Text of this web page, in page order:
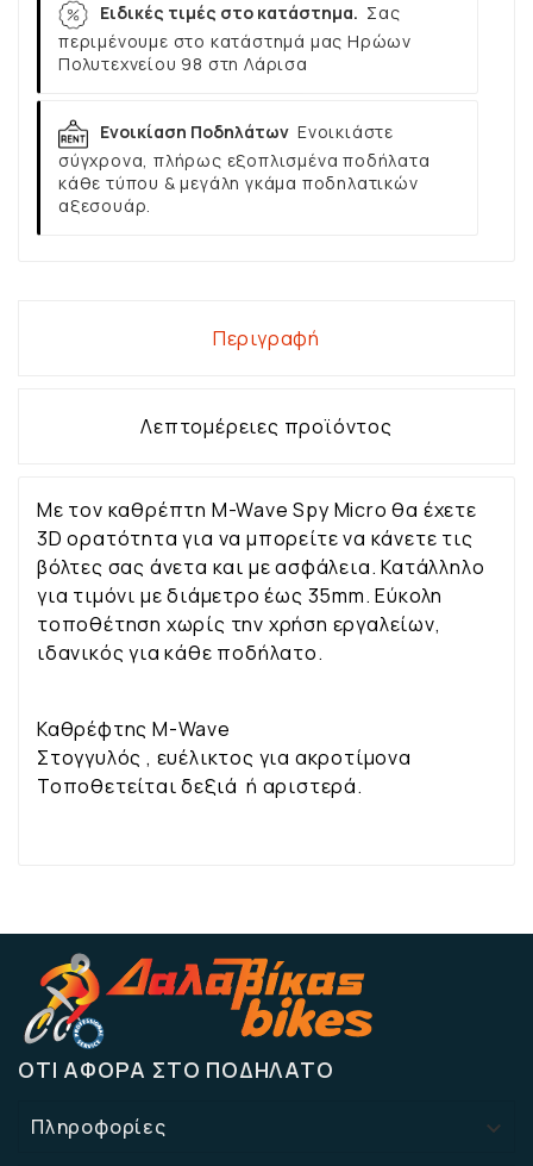
Ειδικές τιμές στο κατάστημα. Σας
περιμένουμε στο κατάστημά μας Ηρώων
Πολυτεχνείου 98 στη Λάρισα
Ενοικίαση Ποδηλάτων Ενοικιάστε
σύγχρονα, πλήρως εξοπλισμένα ποδήλατα
κάθε τύπου & μεγάλη γκάμα ποδηλατικών
αξεσουάρ.
Περιγραφή
Λεπτομέρειες προϊόντος
Με τον καθρέπτη M-Wave Spy Micro θα έχετε
3D ορατότητα για να μπορείτε να κάνετε τις
βόλτες σας άνετα και με ασφάλεια. Κατάλληλο
για τιμόνι με διάμετρο έως 35mm. Eύκολη
τοποθέτηση χωρίς την χρήση εργαλείων,
ιδανικός για κάθε ποδήλατο.
Καθρέφτης Μ-Wave
Στογγυλός , ευέλικτος για ακροτίμονα
Τοποθετείται δεξιά ή αριστερά.
ΌΤΙ ΑΦΟΡΆ ΣΤΟ ΠΟΔΉΛΑΤΟ
Πληροφορίες 